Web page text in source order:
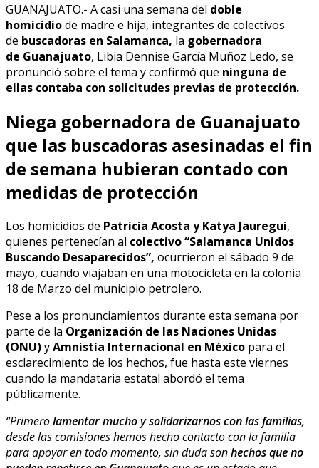
GUANAJUATO.- A casi una semana del doble
homicidiode madre e hija, integrantes de colectivos
de buscadoras en Salamanca, la gobernadora
de Guanajuato, Libia Dennise García Muñoz Ledo, se
pronunció sobre el tema y confirmó que ninguna de
ellas contaba con solicitudes previas de protección.
Niega gobernadora de Guanajuato
que las buscadoras asesinadas el fin
de semana hubieran contado con
medidas de protección
Los homicidios de Patricia Acosta y Katya Jauregui,
quienes pertenecían al colectivo “Salamanca Unidos
Buscando Desaparecidos”, ocurrieron el sábado 9 de
mayo, cuando viajaban en una motocicleta en la colonia
18 de Marzo del municipio petrolero.
Pese a los pronunciamientos durante esta semana por
parte de la Organización de las Naciones Unidas
(ONU)yAmnistía Internacional en México para el
esclarecimiento de los hechos, fue hasta este viernes
cuando la mandataria estatal abordó el tema
públicamente.
“Primerolamentar mucho y solidarizarnos con las familias,
desde las comisiones hemos hecho contacto con la familia
para apoyar en todo momento, sin duda sonhechos que no